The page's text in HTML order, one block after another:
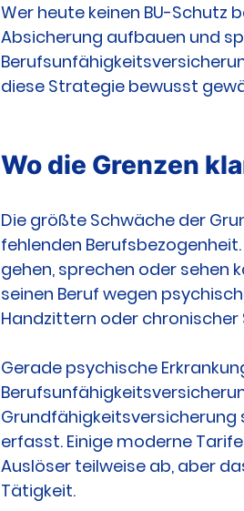
Wer heute keinen BU-
Absicherung aufbauen und
diese Strategie bewusst
Wo die Grenzen
Die größte Schwäche der
fehlenden
gehen, sprechen oder sehen
seinen Beruf wegen
Handzittern oder
Gerade psychische
erfasst. Einige moderne
Auslöser teilweise ab, aber
Tätigkeit.